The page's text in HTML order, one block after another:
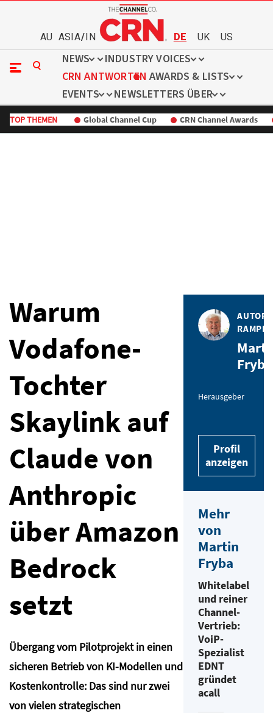
AU ASIA/IN DE UK US
NEWS
INDUSTRY VOICES
CRN ANTWORTEN AWARDS & LISTS
EVENTS
NEWSLETTERS ÜBER
TOP THEMEN Global Channel Cup CRN Channel Awards
Warum
Vodafone-
Tochter
Skaylink auf
Claude von
Anthropic
über Amazon
Bedrock
setzt
Übergang vom Pilotprojekt in einen
sicheren Betrieb von KI-Modellen und
Kostenkontrolle: Das sind nur zwei
von vielen strategischen
AUTOR
Fryba
Herausgeber
Profil
anzeigen
Mehr
von
Martin
Fryba
Whitelabel
und reiner
Channel-
Vertrieb:
VoiP-
Spezialist
EDNT
gründet
acall